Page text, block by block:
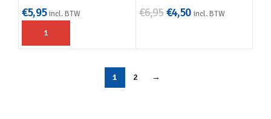
€5,95 incl. BTW €6,95€4,50 incl. BTW
1 2 →